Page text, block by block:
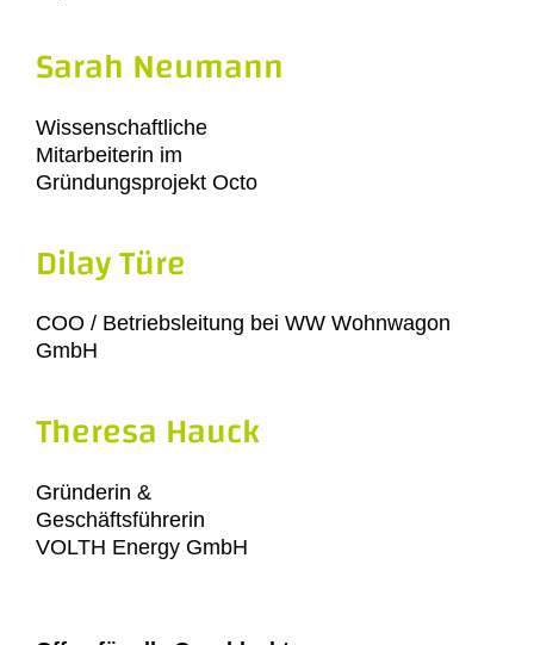
Sarah Neumann
Wissenschaftliche
Mitarbeiterin im
Gründungsprojekt Octo
Dilay Türe
COO / Betriebsleitung bei WW Wohnwagon
GmbH
Theresa Hauck
Gründerin &
Geschäftsführerin
VOLTH Energy GmbH